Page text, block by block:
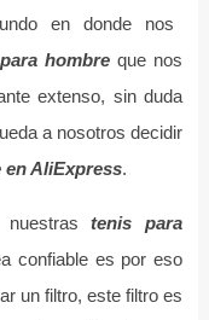
en donde nos
hombreque nos
extenso, sin duda
a nosotros decidir
AliExpress.
tenis para
confiable es por eso
un filtro, este filtro es